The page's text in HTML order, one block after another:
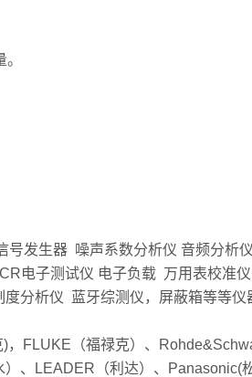
号发生器 噪声系数分析仪 音频分析
电子测试仪 电子负载 万用表校准仪
分析仪 蓝牙综测仪，屏蔽箱等等仪
FLUKE（福禄克）、
、LEADER（利达）、Panasonic(